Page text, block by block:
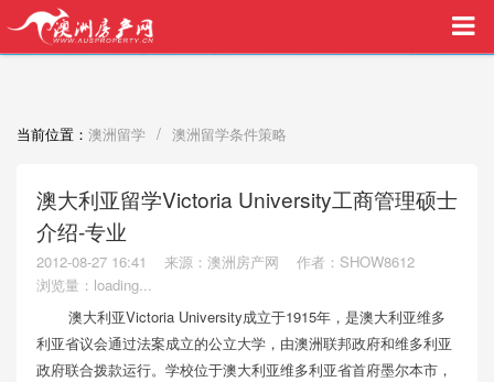
买家中介VIP服务，助您安心购房
当前位置： 澳洲留学 / 澳洲留学条件策略
澳大利亚留学Victoria University工商管理硕士
介绍-专业
2012-08-27 16:41 来源：澳洲房产网
作者：SHOW8612
浏览量： loading...
澳大利亚Victoria University成立于1915年，是澳大利亚维多
利亚省议会通过法案成立的公立大学，由澳洲联邦政府和维多利亚
政府联合拨款运行。学校位于澳大利亚维多利亚省首府墨尔本市，